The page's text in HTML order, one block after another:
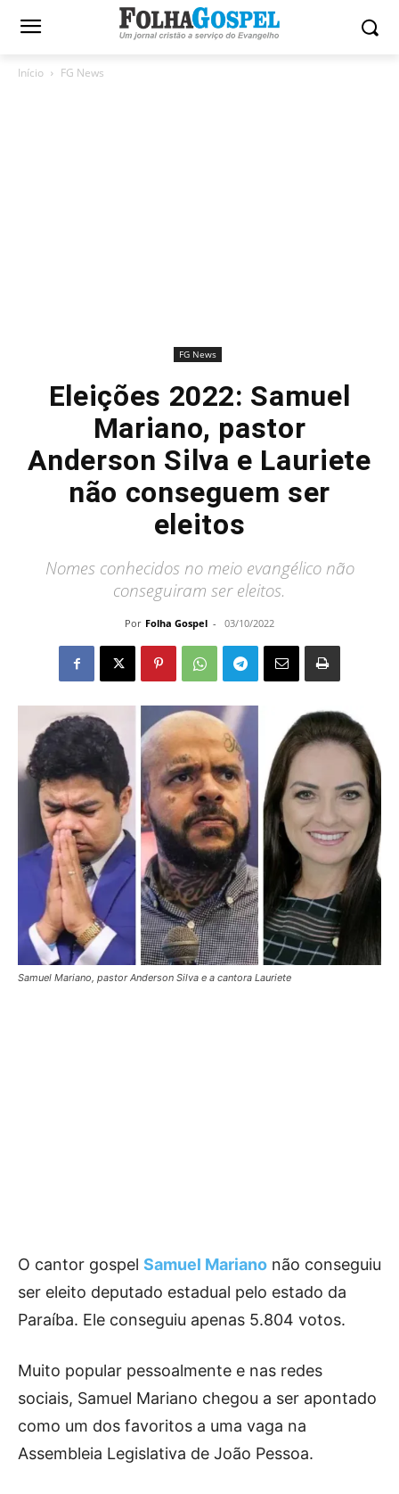
Início FG News
FG News
Eleições 2022: Samuel
Mariano, pastor
Anderson Silva e Lauriete
não conseguem ser
eleitos
Nomes conhecidos no meio evangélico não
conseguiram ser eleitos.
Por Folha Gospel - 03/10/2022
Samuel Mariano, pastor Anderson Silva e a cantora Lauriete
O cantor gospel Samuel Mariano não conseguiu
ser eleito deputado estadual pelo estado da
Paraíba. Ele conseguiu apenas 5.804 votos.
Muito popular pessoalmente e nas redes
sociais, Samuel Mariano chegou a ser apontado
como um dos favoritos a uma vaga na
Assembleia Legislativa de João Pessoa.